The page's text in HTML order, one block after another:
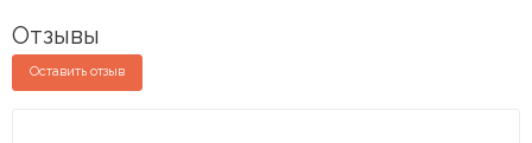
Отзывы
Оставить отзыв